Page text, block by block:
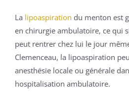
La lipoaspiration du menton est
en chirurgie ambulatoire, ce qui
peut rentrer chez lui le jour
Clemenceau, la lipoaspiration
anesthésie locale ou générale
hospitalisation ambulatoire.